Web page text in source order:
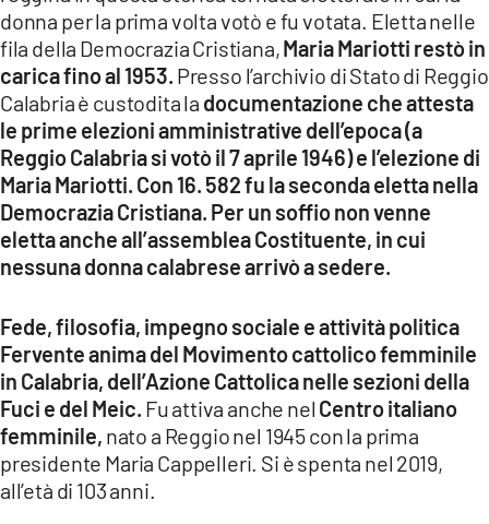
donna per la prima volta votò e fu votata. Eletta nelle
fila della Democrazia Cristiana,Maria Mariotti restò in
carica fino al 1953. Presso l’archivio di Stato di Reggio
Calabria è custodita la documentazione che attesta
le prime elezioni amministrative dell’epoca (a
Reggio Calabria si votò il 7 aprile 1946) e l’elezione di
Maria Mariotti. Con 16. 582 fu la seconda eletta nella
Democrazia Cristiana. Per un soffionon venne
eletta anche all’assemblea Costituente, in cui
nessuna donna calabrese arrivò a sedere.
Fede, filosofia, impegno sociale e attività politica
Fervente anima del Movimento cattolico femminile
in Calabria, dell’Azione Cattolica nelle sezioni della
Fuci e del Meic. Fu attiva anche nel Centro italiano
femminile, nato a Reggio nel 1945 con la prima
presidente Maria Cappelleri. Si è spenta nel 2019,
all’età di 103 anni.